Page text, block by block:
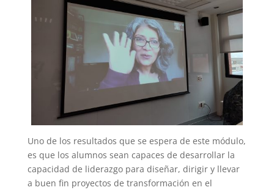
Uno de los resultados que se espera de este módulo,
es que los alumnos sean capaces de desarrollar la
capacidad de liderazgo para diseñar, dirigir y llevar
a buen fin proyectos de transformación en el